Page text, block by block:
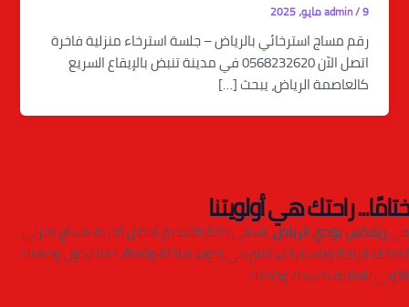
admin/9 مايو، 2025
رقم مساج استرخائي بالرياض – جلسة استرخاء منزلية فاخرة
اتصل الآن 0568232620 في مدينة تنبض بالإيقاع السريع
كالعاصمة الرياض، يبحث […]
ختامًا... راحتك هي أولويتنا
فيريلاكس بودي الرياض، نسعى دائمًا لتقديم أفضل تجربة مساج منزلي
تمنحك الراحة والاسترخاء التام في أجواء هادئة وآمنة. دعنا نكون وجهتك
الأولى للعناية بجسدك وذهنك.